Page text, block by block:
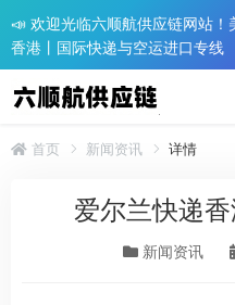
📣 欢迎光临六顺航供应链网站
香港丨国际快递与空运进口专线
首页 新闻资讯 详情
爱尔兰快递
新闻资讯